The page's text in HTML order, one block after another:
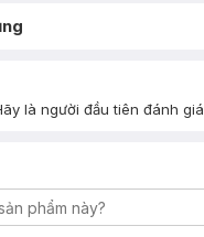
là người đầu tiên đánh giá